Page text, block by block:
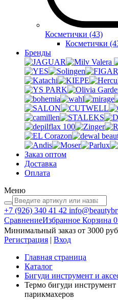
Косметички (43)
Косметички
Бренды
Valera
Заказ оптом
Доставка
Оплата
Меню
+7 (926) 340 41 42
СравнениеИзбранное Корзина 0
Минимальный заказ от 3000
Регистрация | Вход
Главная страница
Каталог
Бигуди инструмент и
Термо бигуди инструмент
парикмахеров